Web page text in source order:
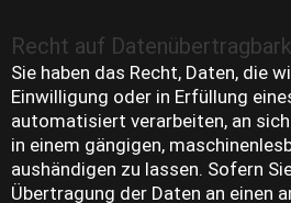
Recht auf
Sie haben das Recht, Daten, die
Einwilligung oder in Erfüllung
automatisiert verarbeiten, an
in einem gängigen,
aushändigen zu lassen. Sofern
Übertragung der Daten an einen